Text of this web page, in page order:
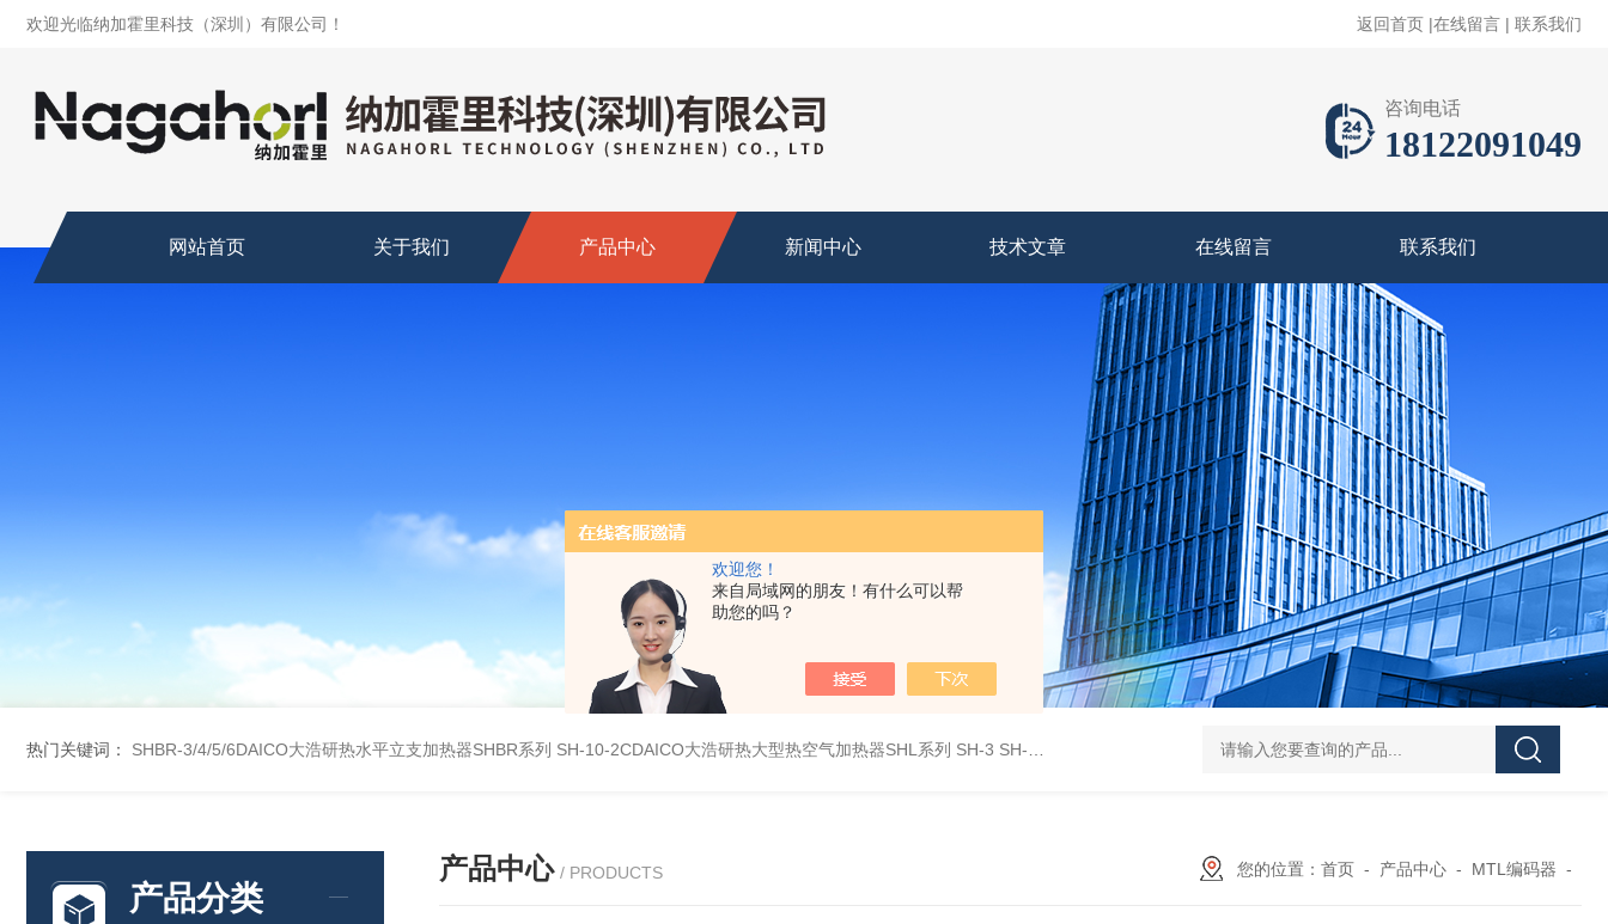
欢迎您！
来自局域网的朋友！有什么可以帮
助您的吗？
欢迎光临纳加霍里科技（深圳）有限公司！ 返回首页 |在线留言 | 联系我们
咨询电话
18122091049
网站首页 关于我们 产品中心 新闻中心 技术文章 在线留言 联系我们
热门关键词： SHBR-3/4/5/6DAICO大浩研热水平立支加热器SHBR系列 SH-10-2CDAICO大浩研热大型热空气加热器SHL系列 SH-3 SH-4DAICO大浩研热水平热空气产生加热器SH系列 L-00/01/02/03DAICO大浩研
产品分类
产品中心 / PRODUCTS 您的位置： 首页 - 产品中心 - MTL编码器 -